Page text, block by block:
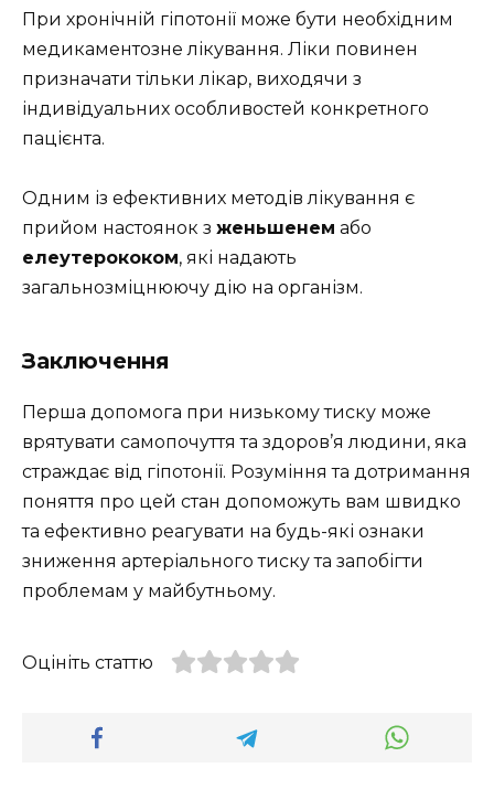
При хронічній гіпотонії може бути необхідним
медикаментозне лікування. Ліки повинен
призначати тільки лікар, виходячи з
індивідуальних особливостей конкретного
пацієнта.
Одним із ефективних методів лікування є
прийом настоянок з женьшенем або
елеутерококом, які надають
загальнозміцнюючу дію на організм.
Заключення
Перша допомога при низькому тиску може
врятувати самопочуття та здоров’я людини, яка
страждає від гіпотонії. Розуміння та дотримання
поняття про цей стан допоможуть вам швидко
та ефективно реагувати на будь-які ознаки
зниження артеріального тиску та запобігти
проблемам у майбутньому.
Оцініть статтю